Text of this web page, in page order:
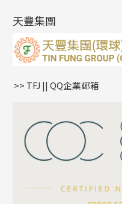
公司名稱
雙十字鏈系列
水波鏈系列
蛇骨鏈系列
鏈尾系列
嘴唇鏈系列
S車花鏈系列
珍珠鏈系列
坦克鏈系列
滿天星鏈系列
方假繩鏈系列
耳環扣系列
耳綫/耳鈎系列
耳環爪頭
耳環
字母吊墜
相盒吊墜
項鏈吊墜
生肖吊墜
星座吊墜
珠扣
天豐集團
>> TFJ || QQ企業郵箱